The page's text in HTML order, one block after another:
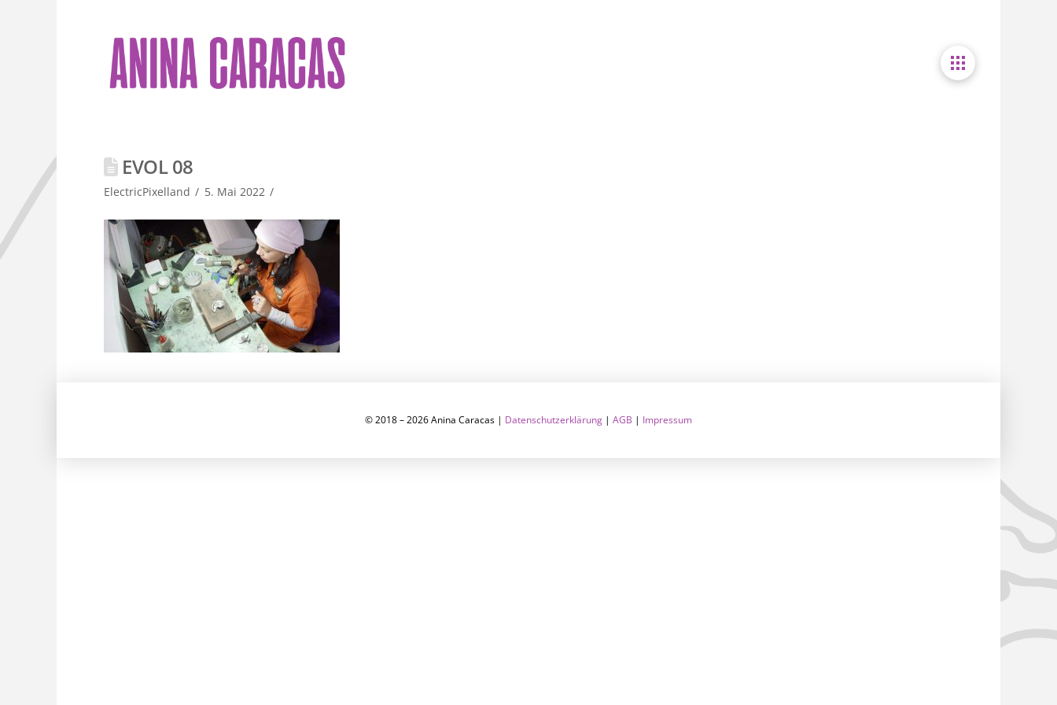
EVOL 08
ElectricPixelland 5. Mai 2022
© 2018 – 2026 Anina Caracas | Datenschutzerklärung | AGB | Impressum